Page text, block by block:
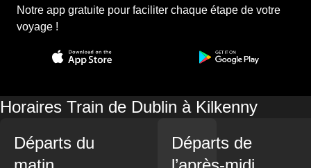
Notre app gratuite pour faciliter chaque étape de votre
voyage !
Horaires Train de Dublin à Kilkenny
Départs du
Départs de